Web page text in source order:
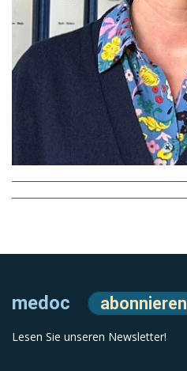
medoc abonnieren
Lesen Sie unseren Newsletter!